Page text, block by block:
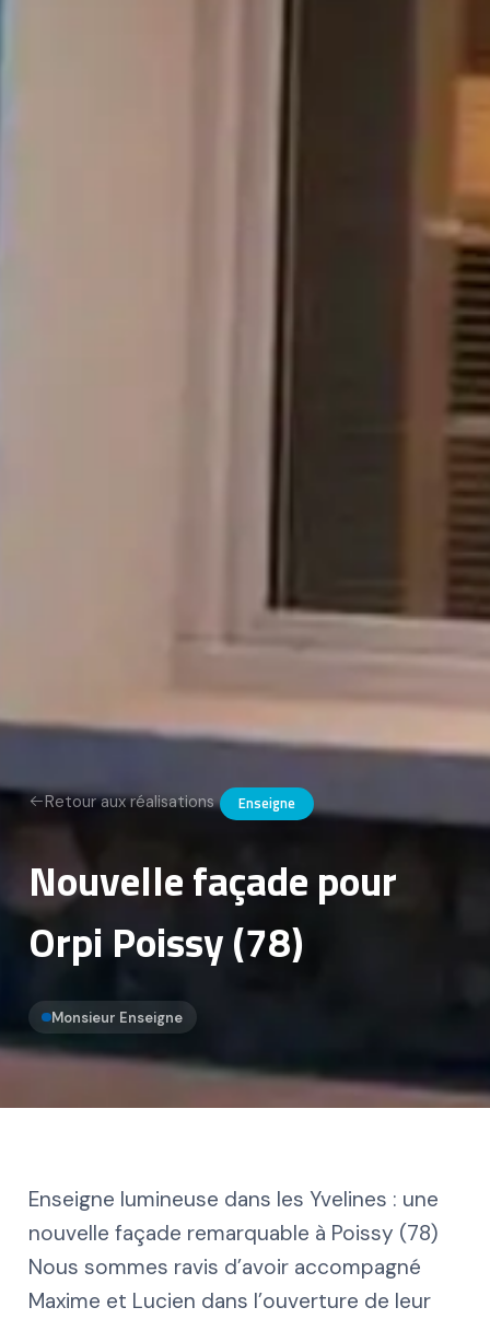
Retour aux réalisations Enseigne
Nouvelle façade pour
Orpi Poissy (78)
Monsieur Enseigne
Enseigne lumineuse dans les Yvelines : une
nouvelle façade remarquable à Poissy (78)
Nous sommes ravis d’avoir accompagné
Maxime et Lucien dans l’ouverture de leur